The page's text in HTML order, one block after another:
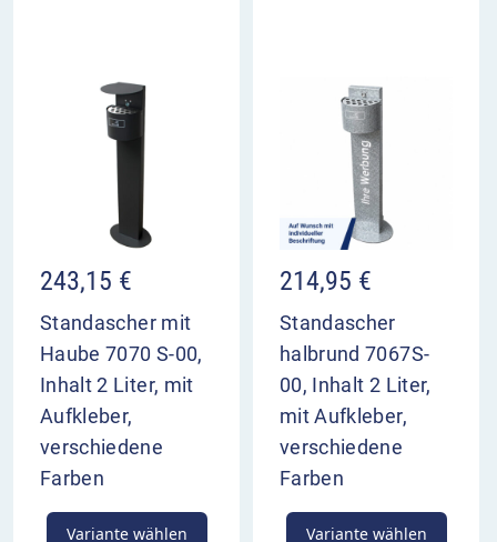
243,15 €
Standascher mit
Haube 7070 S-00,
Inhalt 2 Liter, mit
Aufkleber,
verschiedene
Farben
Variante wählen
214,95 €
Standascher
halbrund 7067S-
00, Inhalt 2 Liter,
mit Aufkleber,
verschiedene
Farben
Variante wählen